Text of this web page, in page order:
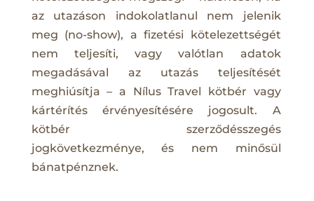
az utazáson indokolatlanul nem jelenik
meg (no-show), a fizetési kötelezettségét
nem teljesíti, vagy valótlan adatok
megadásával az utazás teljesítését
meghiúsítja – a Nílus Travel kötbér vagy
kártérítés érvényesítésére jogosult. A
kötbér szerződésszegés
jogkövetkezménye, és nem minősül
bánatpénznek.